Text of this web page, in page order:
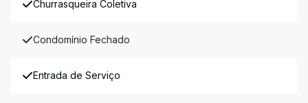
Churrasqueira Coletiva
Condomínio Fechado
Entrada de Serviço